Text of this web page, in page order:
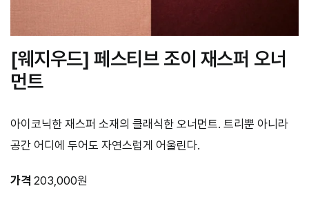
[웨지우드] 페스티브 조이 재스퍼 오너
먼트
아이코닉한 재스퍼 소재의 클래식한 오너먼트. 트리뿐 아니라
공간 어디에 두어도 자연스럽게 어울린다.
가격 203,000원